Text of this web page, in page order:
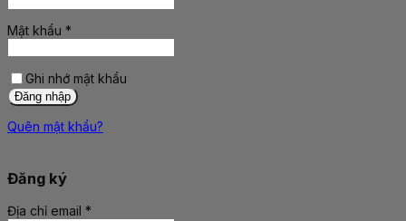
Mật khẩu *
Bắt
Ghi nhớ mật khẩu
Đăng nhập
Quên mật khẩu?
Đăng ký
Địa chỉ email *
Bắt